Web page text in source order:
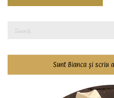
Sunt Bianca și